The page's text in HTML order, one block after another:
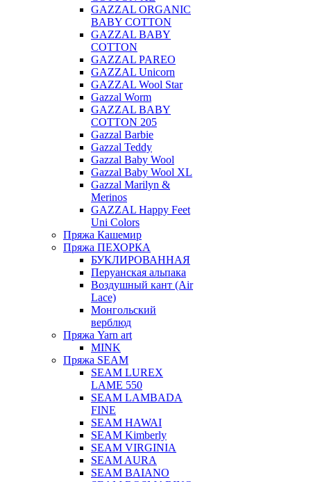
GAZZAL ORGANIC
BABY COTTON
GAZZAL BABY
COTTON
GAZZAL PAREO
GAZZAL Unicorn
GAZZAL Wool Star
Gazzal Worm
GAZZAL BABY
COTTON 205
Gazzal Barbie
Gazzal Teddy
Gazzal Baby Wool
Gazzal Baby Wool XL
Gazzal Marilyn &
Merinos
GAZZAL Happy Feet
Uni Colors
Пряжа Кашемир
Пряжа ПЕХОРКА
БУКЛИРОВАННАЯ
Перуанская альпака
Воздушный кант (Air
Lace)
Монгольский
верблюд
Пряжа Yarn art
MINK
Пряжа SEAM
SEAM LUREX
LAME 550
SEAM LAMBADA
FINE
SEAM HAWAI
SEAM Kimberly
SEAM VIRGINIA
SEAM AURA
SEAM BAIANO